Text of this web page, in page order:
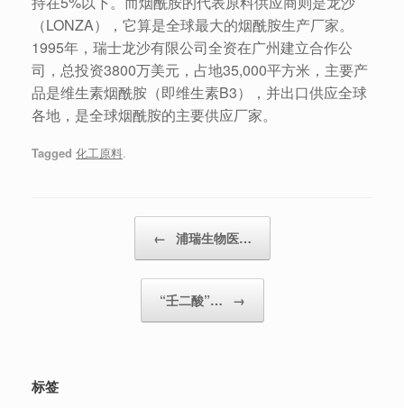
（LONZA），它算是全球最大的烟酰胺生产厂家。
1995年，瑞士龙沙有限公司全资在广州建立合作公
司，总投资3800万美元，占地35,000平方米，主要产
品是维生素烟酰胺（即维生素B3），并出口供应全球
各地，是全球烟酰胺的主要供应厂家。
Tagged 化工原料.
← 浦瑞生物医…
“壬二酸”… →
标签